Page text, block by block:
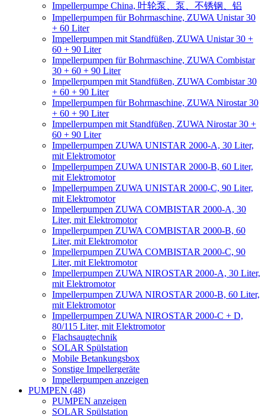
Impellerpumpe China, 叶轮泵、泵、不锈钢、铝
Impellerpumpen für Bohrmaschine, ZUWA Unistar 30
+ 60 Liter
Impellerpumpen mit Standfüßen, ZUWA Unistar 30 +
60 + 90 Liter
Impellerpumpen für Bohrmaschine, ZUWA Combistar
30 + 60 + 90 Liter
Impellerpumpen mit Standfüßen, ZUWA Combistar 30
+ 60 + 90 Liter
Impellerpumpen für Bohrmaschine, ZUWA Nirostar 30
+ 60 + 90 Liter
Impellerpumpen mit Standfüßen, ZUWA Nirostar 30 +
60 + 90 Liter
Impellerpumpen ZUWA UNISTAR 2000-A, 30 Liter,
mit Elektromotor
Impellerpumpen ZUWA UNISTAR 2000-B, 60 Liter,
mit Elektromotor
Impellerpumpen ZUWA UNISTAR 2000-C, 90 Liter,
mit Elektromotor
Impellerpumpen ZUWA COMBISTAR 2000-A, 30
Liter, mit Elektromotor
Impellerpumpen ZUWA COMBISTAR 2000-B, 60
Liter, mit Elektromotor
Impellerpumpen ZUWA COMBISTAR 2000-C, 90
Liter, mit Elektromotor
Impellerpumpen ZUWA NIROSTAR 2000-A, 30 Liter,
mit Elektromotor
Impellerpumpen ZUWA NIROSTAR 2000-B, 60 Liter,
mit Elektromotor
Impellerpumpen ZUWA NIROSTAR 2000-C + D,
80/115 Liter, mit Elektromotor
Flachsaugtechnik
SOLAR Spülstation
Mobile Betankungsbox
Sonstige Impellergeräte
Impellerpumpen anzeigen
PUMPEN (48)
PUMPEN anzeigen
SOLAR Spülstation